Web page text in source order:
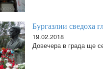
Бургазлии сведоха
19.02.2018
Довечера в града ще